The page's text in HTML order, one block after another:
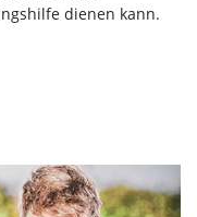
dienen kann.